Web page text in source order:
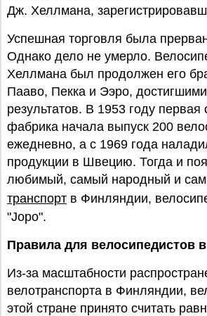
Дж. Хеллмана,
Успешная торговля была
Однако дело не умерло.
Хеллмана был продолжен его
Пааво, Пекка и Ээро,
результатов. В 1953 году первая
фабрика начала выпуск 200
ежедневно, а с 1969 года
продукции в Швецию. Тогда и
любимый, самый народный и
транспорт в Финляндии,
"Jopo".
Правила для велосипедистов
Из-за масштабности
велотранспорта в Финляндии,
этой стране принято считать